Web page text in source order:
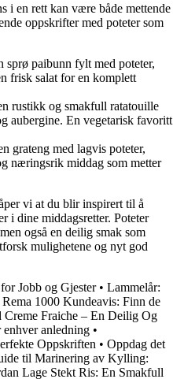
i en rett kan være både mettende
oppskrifter med poteter som
sprø paibunn fylt med poteter,
frisk salat for en komplett
rustikk og smakfull ratatouille
aubergine. En vegetarisk favoritt
grateng med lagvis poteter,
næringsrik middag som metter
vi at du blir inspirert til å
i dine middagsretter. Poteter
også en deilig smak som
mulighetene og nyt god
Jobb og Gjester• Lammelår:
Rema 1000 Kundeavis: Finn de
Fraiche – En Deilig Og
anledning •
Oppskriften • Oppdag det
til Marinering av Kylling:
Lage Stekt Ris: En Smakfull